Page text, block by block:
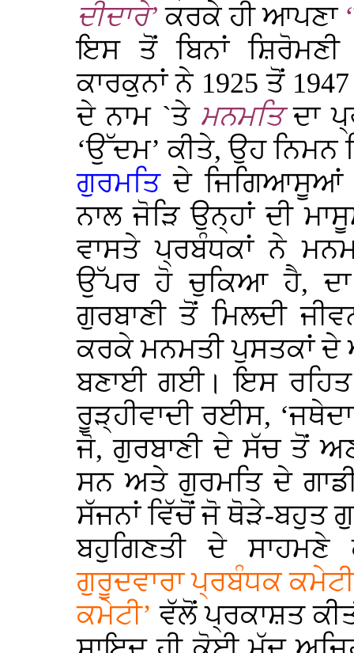
ਦੀਦਾਰੇ’ਕਰਕੇ ਹੀ ਆਪਣਾ
ਇਸ ਤੋਂ ਬਿਨਾਂ
ਕਾਰਕੁਨਾਂ ਨੇ 1925ਤੋਂ 1947
ਦੇ ਨਾਮ `ਤੇ ਮਨਮਤਿਦਾ
‘ਉੱਦਮ’ ਕੀਤੇ, ਉਹ ਨਿਮਨ
ਗੁਰਮਤਿਦੇ ਜਿਗਿਆਸੂਆਂ
ਨਾਲ ਜੋੜਿ ਉਨ੍ਹਾਂ ਦੀ
ਵਾਸਤੇ ਪ੍ਰਬੰਧਕਾਂ ਨੇ
ਉੱਪਰ ਹੋ ਚੁਕਿਆ ਹੈ, ਦਾ
ਗੁਰਬਾਣੀ ਤੋਂ ਮਿਲਦੀ
ਕਰਕੇ ਮਨਮਤੀ ਪੁਸਤਕਾਂ
ਬਣਾਈ ਗਈ। ਇਸ ਰਹਿਤ
ਰੂੜ੍ਹੀਵਾਦੀ ਰਈਸ,
ਜੋ, ਗੁਰਬਾਣੀ ਦੇ ਸੱਚ ਤੋਂ
ਸਨ ਅਤੇ ਗੁਰਮਤਿ ਦੇ
ਸੱਜਨਾਂ ਵਿੱਚੋਂ ਜੋ ਥੋੜੇ-ਬਹੁਤ
ਬਹੁਗਿਣਤੀ ਦੇ
ਗੁਰੂਦਵਾਰਾ ਪ੍ਰਬੰਧਕ
ਕਮੇਟੀ’ਵੱਲੋਂ ਪ੍ਰਕਾਸ਼ਤ